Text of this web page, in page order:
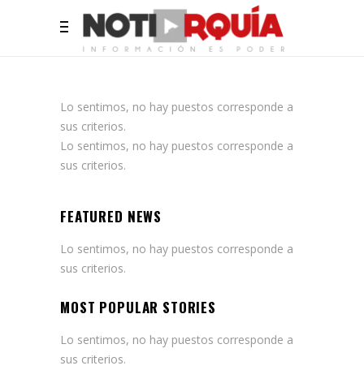
Lo sentimos, no hay puestos corresponde a
sus criterios.
Lo sentimos, no hay puestos corresponde a
sus criterios.
FEATURED NEWS
Lo sentimos, no hay puestos corresponde a
sus criterios.
MOST POPULAR STORIES
Lo sentimos, no hay puestos corresponde a
sus criterios.